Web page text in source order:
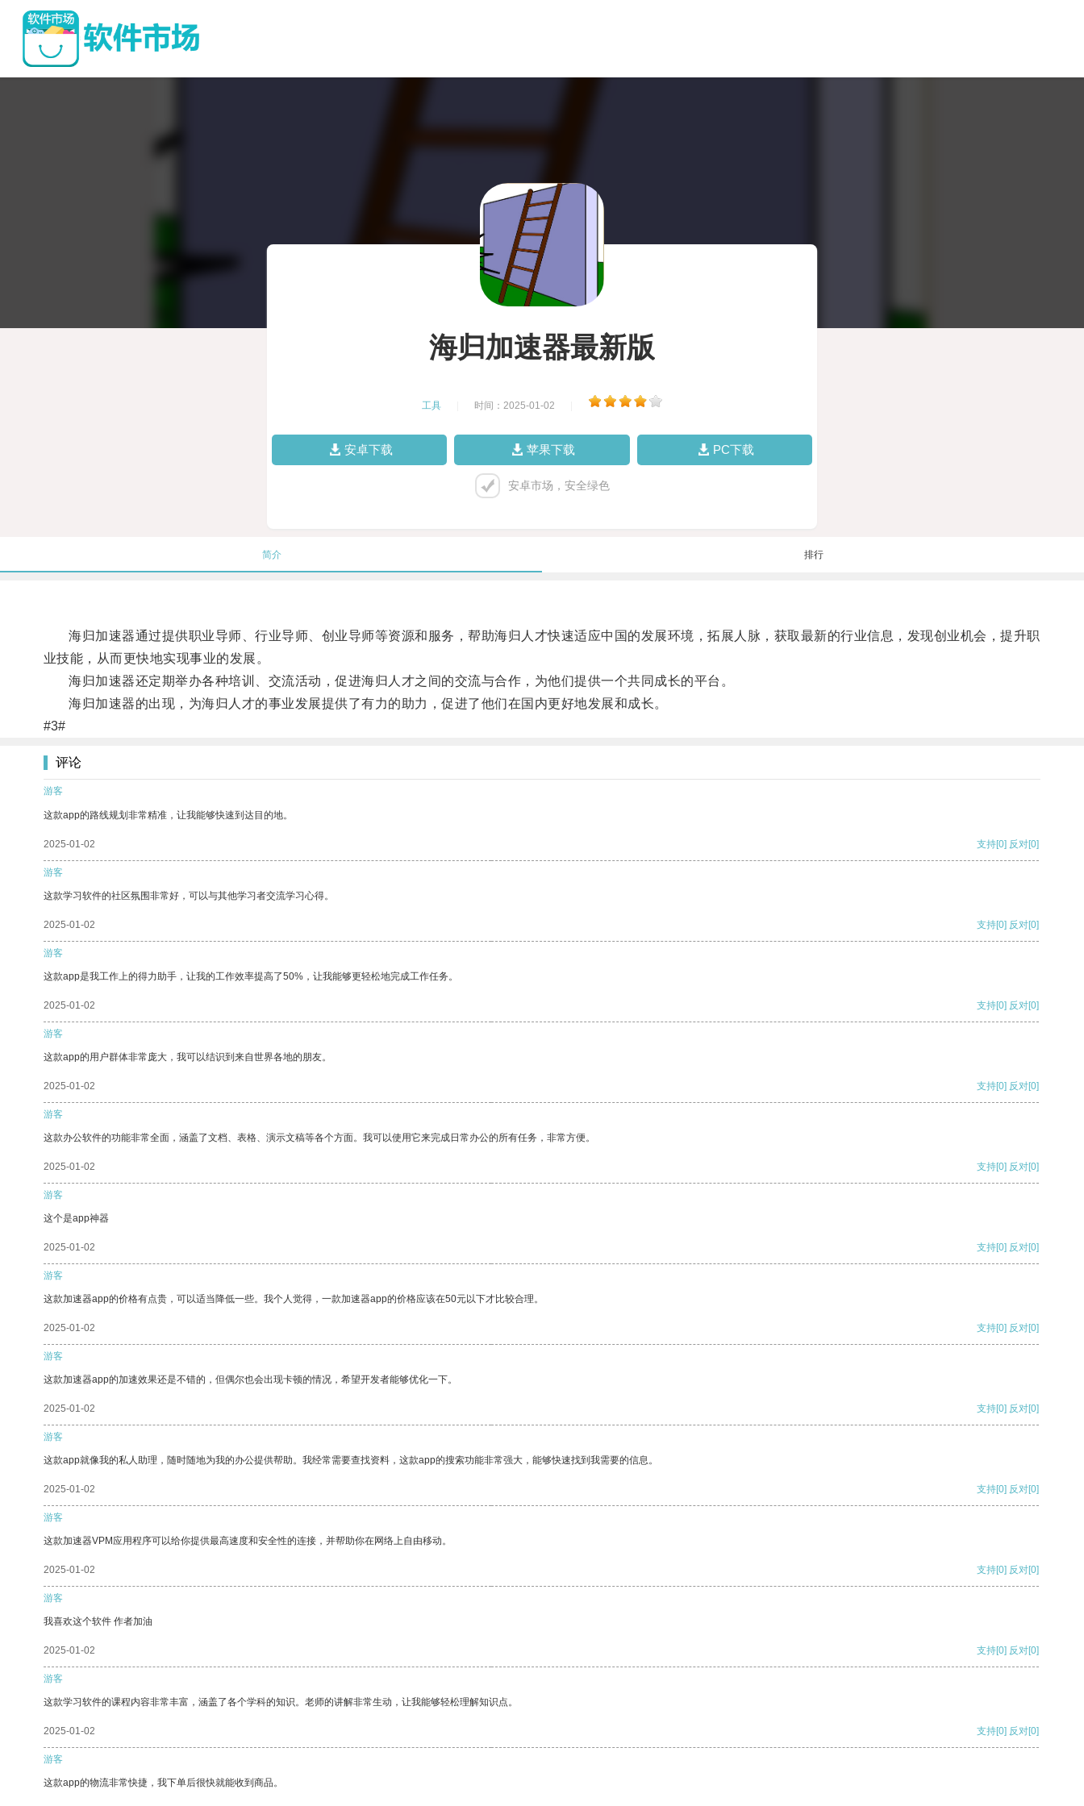
海归加速器最新版
工具 时间：2025-01-02
安卓下载 苹果下载 PC下载
安卓市场，安全绿色
简介 排行
海归加速器通过提供职业导师、行业导师、创业导师等资源和服务，帮助海归人才快速适应中国的发展环境，拓展人脉，获取最新的行业信息，发现创业机会，提升职
业技能，从而更快地实现事业的发展。
海归加速器还定期举办各种培训、交流活动，促进海归人才之间的交流与合作，为他们提供一个共同成长的平台。
海归加速器的出现，为海归人才的事业发展提供了有力的助力，促进了他们在国内更好地发展和成长。
#3#
评论
游客
这款app的路线规划非常精准，让我能够快速到达目的地。
2025-01-02 支持[0] 反对[0]
游客
这款学习软件的社区氛围非常好，可以与其他学习者交流学习心得。
2025-01-02 支持[0] 反对[0]
游客
这款app是我工作上的得力助手，让我的工作效率提高了50%，让我能够更轻松地完成工作任务。
2025-01-02 支持[0] 反对[0]
游客
这款app的用户群体非常庞大，我可以结识到来自世界各地的朋友。
2025-01-02 支持[0] 反对[0]
游客
这款办公软件的功能非常全面，涵盖了文档、表格、演示文稿等各个方面。我可以使用它来完成日常办公的所有任务，非常方便。
2025-01-02 支持[0] 反对[0]
游客
这个是app神器
2025-01-02 支持[0] 反对[0]
游客
这款加速器app的价格有点贵，可以适当降低一些。我个人觉得，一款加速器app的价格应该在50元以下才比较合理。
2025-01-02 支持[0] 反对[0]
游客
这款加速器app的加速效果还是不错的，但偶尔也会出现卡顿的情况，希望开发者能够优化一下。
2025-01-02 支持[0] 反对[0]
游客
这款app就像我的私人助理，随时随地为我的办公提供帮助。我经常需要查找资料，这款app的搜索功能非常强大，能够快速找到我需要的信息。
2025-01-02 支持[0] 反对[0]
游客
这款加速器VPM应用程序可以给你提供最高速度和安全性的连接，并帮助你在网络上自由移动。
2025-01-02 支持[0] 反对[0]
游客
我喜欢这个软件 作者加油
2025-01-02 支持[0] 反对[0]
游客
这款学习软件的课程内容非常丰富，涵盖了各个学科的知识。老师的讲解非常生动，让我能够轻松理解知识点。
2025-01-02 支持[0] 反对[0]
游客
这款app的物流非常快捷，我下单后很快就能收到商品。